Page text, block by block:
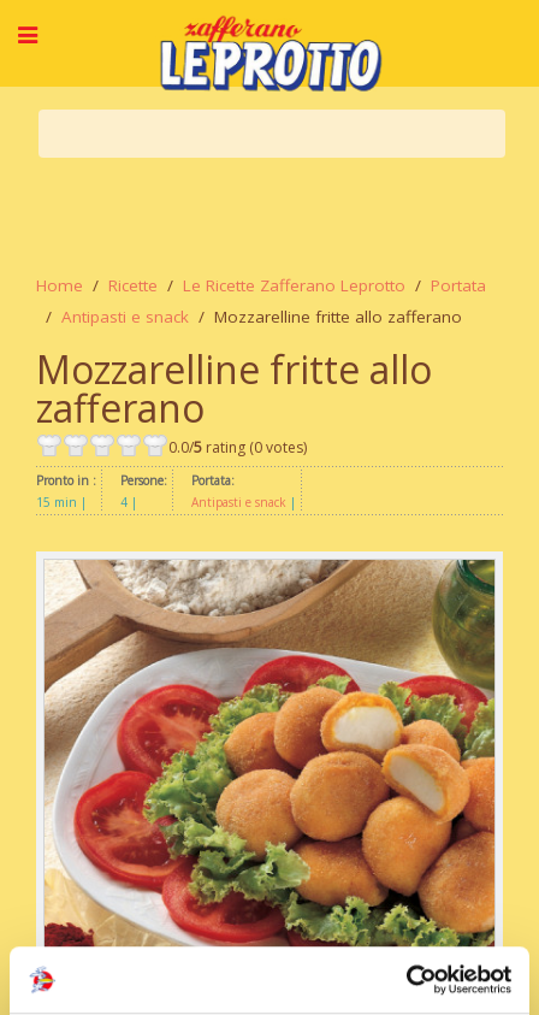
Home Ricette Le Ricette Zafferano Leprotto
Portata
Antipasti e snack
Mozzarelline fritte allo zafferano
Mozzarelline fritte allo
zafferano
0.0/5 rating (0 votes)
Pronto in :
15 min
Persone:
4
Portata:
Antipasti e snack